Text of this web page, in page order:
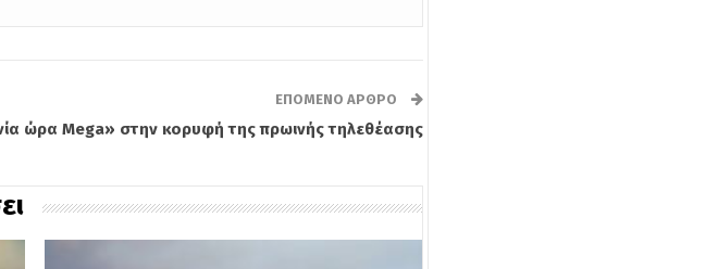
ΕΠΌΜΕΝΟ ΆΡΘΡΟ
ώρα Mega» στην κορυφή της πρωινής τηλεθέασης